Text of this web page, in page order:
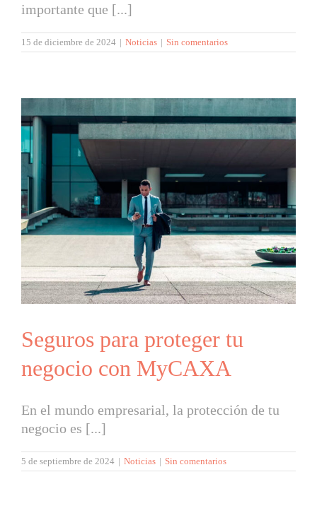
importante que [...]
15 de diciembre de 2024 | Noticias | Sin comentarios
Seguros para proteger tu
negocio con MyCAXA
En el mundo empresarial, la protección de tu
negocio es [...]
5 de septiembre de 2024 | Noticias | Sin comentarios